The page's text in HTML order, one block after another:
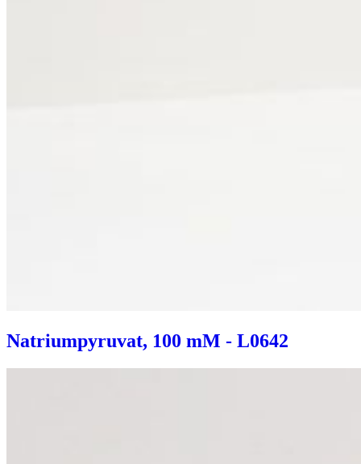
Natriumpyruvat, 100 mM - L0642